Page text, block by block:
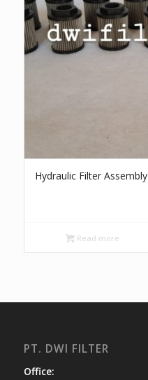
Hydraulic Filter Assembly
Read more
PT. DWI FILTER
Office: